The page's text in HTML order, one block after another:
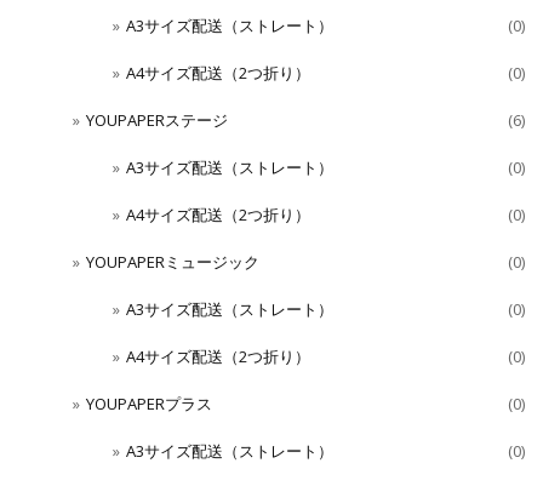
A3サイズ配送（ストレート） (0)
A4サイズ配送（2つ折り） (0)
YOUPAPERステージ (6)
A3サイズ配送（ストレート） (0)
A4サイズ配送（2つ折り） (0)
YOUPAPERミュージック (0)
A3サイズ配送（ストレート） (0)
A4サイズ配送（2つ折り） (0)
YOUPAPERプラス (0)
A3サイズ配送（ストレート） (0)